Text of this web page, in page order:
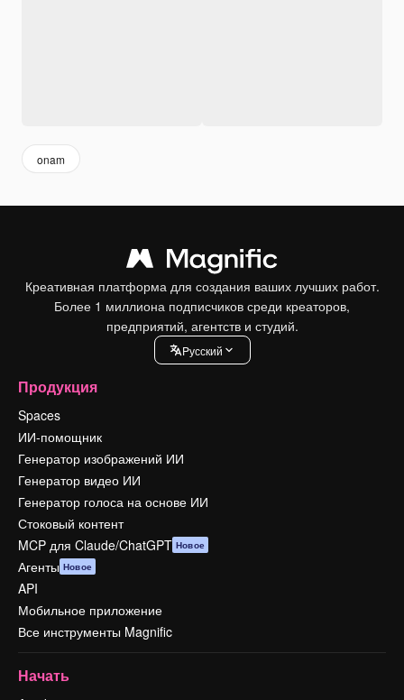
onam
Креативная платформа для создания ваших лучших работ.
Более 1 миллиона подписчиков среди креаторов,
предприятий, агентств и студий.
Pусский
Продукция
Spaces
ИИ-помощник
Генератор изображений ИИ
Генератор видео ИИ
Генератор голоса на основе ИИ
Стоковый контент
MCP для Claude/ChatGPT Новое
Агенты Новое
API
Мобильное приложение
Все инструменты Magnific
Начать